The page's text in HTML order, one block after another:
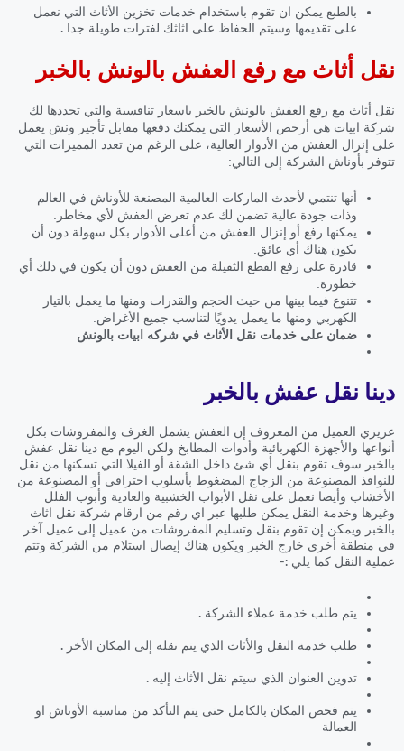
بالطبع يمكن ان تقوم باستخدام خدمات تخزين الأثاث التي نعمل
على تقديمها وسيتم الحفاظ على اثاثك لفترات طويلة جدا .
نقل أثاث مع رفع العفش بالونش بالخبر
نقل أثاث مع رفع العفش بالونش بالخبر باسعار تنافسية والتي تحددها لك
شركة ابيات هي أرخص الأسعار التي يمكنك دفعها مقابل تأجير ونش يعمل
على إنزال العفش من الأدوار العالية، على الرغم من تعدد المميزات التي
تتوفر بأوناش الشركة إلى التالي:
أنها تنتمي لأحدث الماركات العالمية المصنعة للأوناش في العالم
وذات جودة عالية تضمن لك عدم تعرض العفش لأي مخاطر.
يمكنها رفع أو إنزال العفش من أعلى الأدوار بكل سهولة دون أن
يكون هناك أي عائق.
قادرة على رفع القطع الثقيلة من العفش دون أن يكون في ذلك أي
خطورة.
تتنوع فيما بينها من حيث الحجم والقدرات ومنها ما يعمل بالتيار
الكهربي ومنها ما يعمل يدويًا لتناسب جميع الأغراض.
ضمان على خدمات نقل الأثاث في شركه ابيات بالونش
دينا نقل عفش بالخبر
عزيزي العميل من المعروف إن العفش يشمل الغرف والمفروشات بكل
أنواعها والأجهزة الكهربائية وأدوات المطابخ ولكن اليوم مع دينا نقل عفش
بالخبر سوف تقوم بنقل أي شئ داخل الشقة أو الفيلا التي تسكنها من نقل
للنوافذ المصنوعة من الزجاج المضغوط بأسلوب احترافي أو المصنوعة من
الأخشاب وأيضا نعمل على نقل الأبواب الخشبية والعادية وأبوب الفلل
وغيرها وخدمة النقل يمكن طلبها عبر اي رقم من ارقام شركة نقل اثاث
بالخبر ويمكن إن تقوم بنقل وتسليم المفروشات من عميل إلى عميل آخر
في منطقة أخري خارج الخبر ويكون هناك إيصال استلام من الشركة وتتم
عملية النقل كما يلي :-
يتم طلب خدمة عملاء الشركة .
طلب خدمة النقل والأثاث الذي يتم نقله إلى المكان الأخر .
تدوين العنوان الذي سيتم نقل الأثاث إليه .
يتم فحص المكان بالكامل حتى يتم التأكد من مناسبة الأوناش او
العمالة